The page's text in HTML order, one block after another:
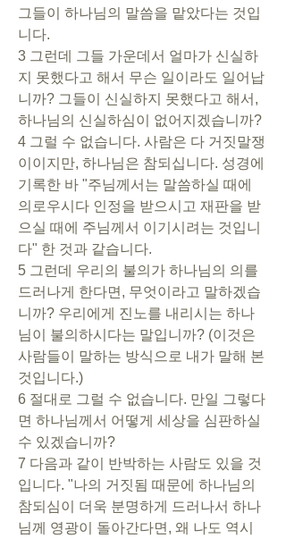
그들이 하나님의 말씀을 맡았다는 것입
니다.
3 그런데 그들 가운데서 얼마가 신실하
지 못했다고 해서 무슨 일이라도 일어납
니까? 그들이 신실하지 못했다고 해서,
하나님의 신실하심이 없어지겠습니까?
4 그럴 수 없습니다. 사람은 다 거짓말쟁
이이지만, 하나님은 참되십니다. 성경에
기록한 바 "주님께서는 말씀하실 때에
의로우시다 인정을 받으시고 재판을 받
으실 때에 주님께서 이기시려는 것입니
다" 한 것과 같습니다.
5 그런데 우리의 불의가 하나님의 의를
드러나게 한다면, 무엇이라고 말하겠습
니까? 우리에게 진노를 내리시는 하나
님이 불의하시다는 말입니까? (이것은
사람들이 말하는 방식으로 내가 말해 본
것입니다.)
6 절대로 그럴 수 없습니다. 만일 그렇다
면 하나님께서 어떻게 세상을 심판하실
수 있겠습니까?
7 다음과 같이 반박하는 사람도 있을 것
입니다. "나의 거짓됨 때문에 하나님의
참되심이 더욱 분명하게 드러나서 하나
님께 영광이 돌아간다면, 왜 나도 역시